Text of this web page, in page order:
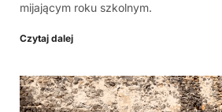
mijającym roku szkolnym.
Czytaj dalej